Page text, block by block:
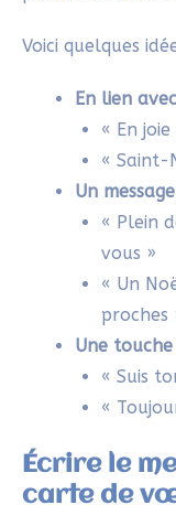
texte
feuille
texte
Pour terminer,
symbole discret.
personnalité à
y as mise.